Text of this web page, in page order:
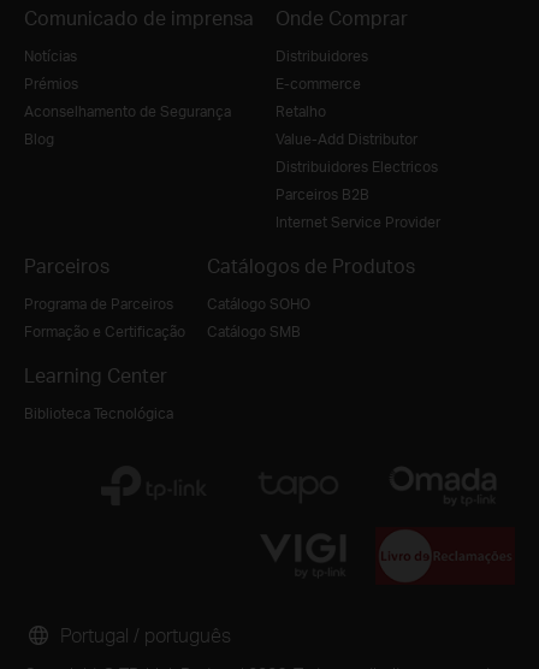
Comunicado de imprensa
Notícias
Prémios
Aconselhamento de Segurança
Blog
Onde Comprar
Distribuidores
E-commerce
Retalho
Value-Add Distributor
Distribuidores Electricos
Parceiros B2B
Internet Service Provider
Parceiros
Programa de Parceiros
Formação e Certificação
Catálogos de Produtos
Catálogo SOHO
Catálogo SMB
Learning Center
Biblioteca Tecnológica
Portugal / português